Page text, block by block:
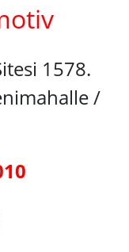
1578.
/